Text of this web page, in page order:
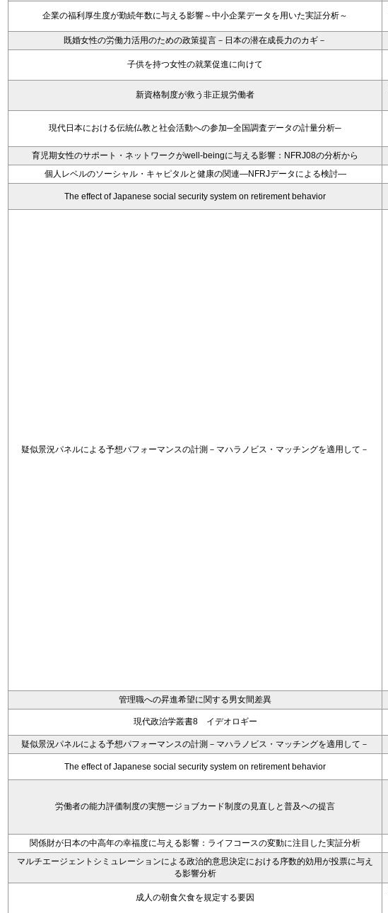
企業の福利厚生度が勤続年数に与える影響～中小企業データを用いた実証分析～
既婚女性の労働力活用のための政策提言－日本の潜在成長力のカギ－
子供を持つ女性の就業促進に向けて
新資格制度が救う非正規労働者
現代日本における伝統仏教と社会活動への参加─全国調査データの計量分析─
育児期女性のサポート・ネットワークがwell-beingに与える影響：NFRJ08の分析から
個人レベルのソーシャル・キャピタルと健康の関連―NFRJデータによる検討―
The effect of Japanese social security system on retirement behavior
疑似景況パネルによる予想パフォーマンスの計測－マハラノビス・マッチングを適用して－
管理職への昇進希望に関する男女間差異
現代政治学叢書8 イデオロギー
疑似景況パネルによる予想パフォーマンスの計測－マハラノビス・マッチングを適用して－
The effect of Japanese social security system on retirement behavior
労働者の能力評価制度の実態ージョブカード制度の見直しと普及への提言
関係財が日本の中高年の幸福度に与える影響：ライフコースの変動に注目した実証分析
マルチエージェントシミュレーションによる政治的意思決定における序数的効用が投票に与え
る影響分析
成人の朝食欠食を規定する要因